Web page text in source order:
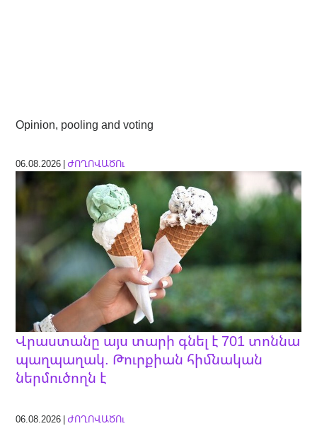
Opinion, pooling and voting
06.08.2026 |ԺՈՂՈՎԱԾՈւ
Վրաստանը այս տարի գնել է 701 տոննա
պաղպաղակ. Թուրքիան հիմնական
ներմուծողն է
06.08.2026 |ԺՈՂՈՎԱԾՈւ